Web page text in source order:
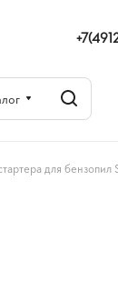
для бензопил